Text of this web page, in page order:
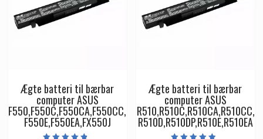
Ægte batteri til bærbar
computer ASUS
F550,F550C,F550CA,F550CC,
F550E,F550EA,FX550J
Ægte batteri til bærbar
computer ASUS
R510,R510C,R510CA,R510CC,
R510D,R510DP,R510E,R510EA